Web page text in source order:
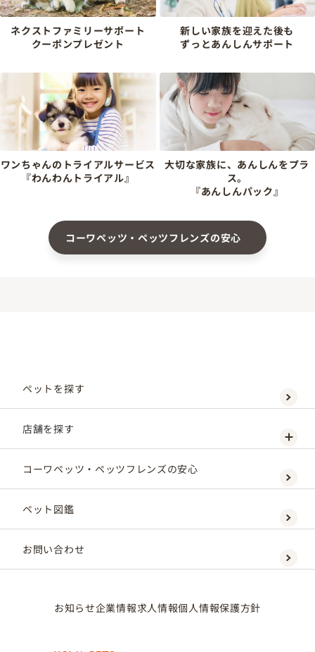
ネクストファミリーサポート
クーポンプレゼント
新しい家族を迎えた後も
ずっとあんしんサポート
ワンちゃんのトライアルサービス
『わんわんトライアル』
大切な家族に、あんしんをプラ
ス。
『あんしんパック』
コーワペッツ・ペッツフレンズの安心
ペットを探す
店舗を探す
コーワペッツ・ペッツフレンズの安心
ペット図鑑
お問い合わせ
お知らせ企業情報求人情報個人情報保護方針